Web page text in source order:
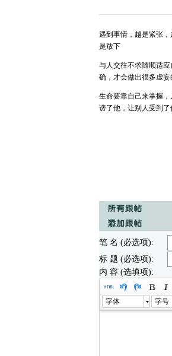
遇到事情，越是紧张
是放下
与人交往不求随顺适
确，才会做出很多虚妄
生命要靠自己来掌握
谤了他，让别人受到
笔 名 (必选项):
标 题 (必选项):
内 容 (选填项):
字体 字号